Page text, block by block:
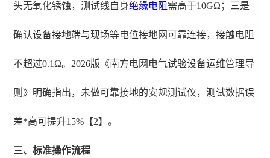
头无氧化锈蚀，测试线自身绝缘电阻 需高于10GΩ；三是
确认设备接地端与现场等电位接地网可靠连接，接触电阻
不超过0.1Ω。2026版《南方电网电气试验设备运维管理导
则》明确指出，未做可靠接地的安规测试仪，测试数据误
差*高可提升15%【2】。
三、标准操作流程